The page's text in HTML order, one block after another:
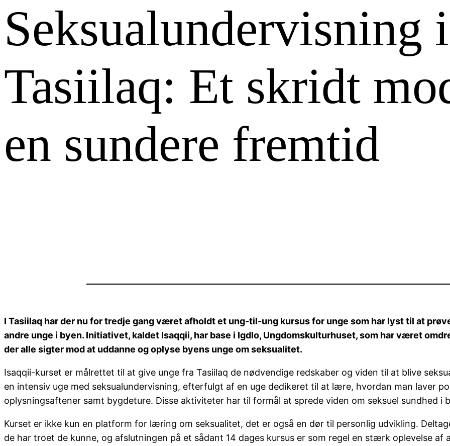
Seksualundervisning i
Tasiilaq: Et skridt
en sundere fremtid
I Tasiilaq har der nu for tredje gang været afholdt et ung-til-ung kursus for unge som har lyst til at
andre unge i byen. Initiativet, kaldet Isaqqii, har base i Igdlo, Ungdomskulturhuset, som har været
der alle sigter mod at uddanne og oplyse byens unge om seksualitet.
Isaqqii-kurset er målrettet til at give unge fra Tasiilaq de nødvendige redskaber og viden til at blive
en intensiv uge med seksualundervisning, efterfulgt af en uge dedikeret til at lære, hvordan man laver
oplysningsaftener samt bygdeture. Disse aktiviteter har til formål at sprede viden om seksuel sundhed i
Kurset er ikke kun en platform for læring om seksualitet, det er også en dør til personlig udvikling.
de har troet de kunne, og afslutningen på et sådant 14 dages kursus er som regel en stærk oplevelse